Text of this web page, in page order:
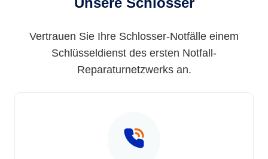
Vertrauen Sie Ihre Schlosser-Notfälle einem
Schlüsseldienst des ersten Notfall-
Reparaturnetzwerks an.